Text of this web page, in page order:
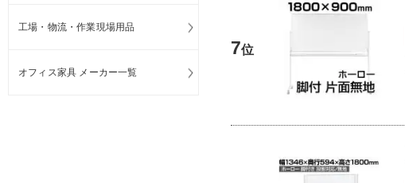
7位
工場・物流・作業現場用品
オフィス家具 メーカー一覧